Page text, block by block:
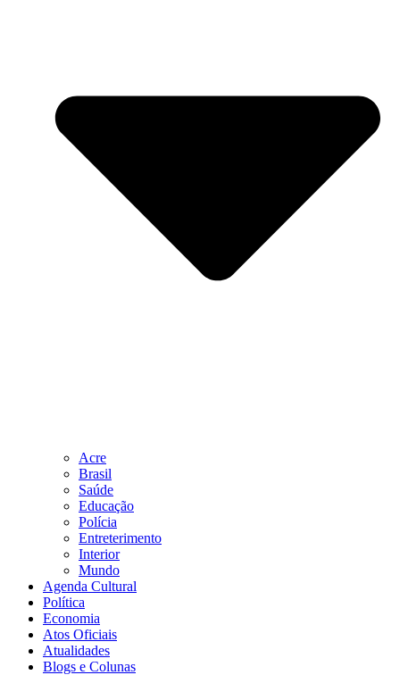
Acre
Brasil
Saúde
Educação
Polícia
Entreterimento
Interior
Mundo
Agenda Cultural
Política
Economia
Atos Oficiais
Atualidades
Blogs e Colunas